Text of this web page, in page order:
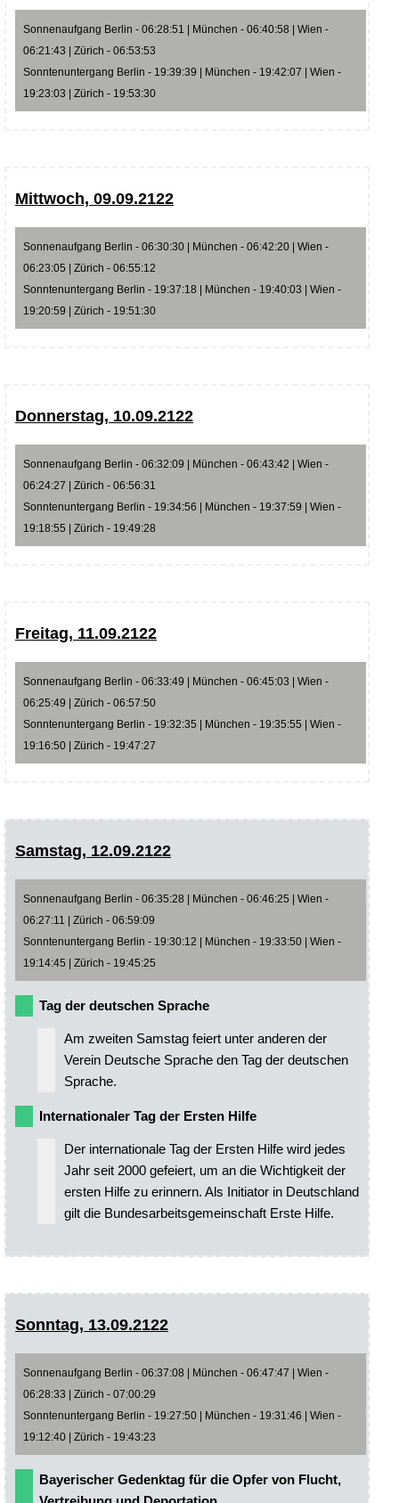
Sonnenaufgang Berlin - 06:28:51 | München - 06:40:58 | Wien -
06:21:43 | Zürich - 06:53:53
Sonntenuntergang Berlin - 19:39:39 | München - 19:42:07 | Wien -
19:23:03 | Zürich - 19:53:30
Mittwoch, 09.09.2122
Sonnenaufgang Berlin - 06:30:30 | München - 06:42:20 | Wien -
06:23:05 | Zürich - 06:55:12
Sonntenuntergang Berlin - 19:37:18 | München - 19:40:03 | Wien -
19:20:59 | Zürich - 19:51:30
Donnerstag, 10.09.2122
Sonnenaufgang Berlin - 06:32:09 | München - 06:43:42 | Wien -
06:24:27 | Zürich - 06:56:31
Sonntenuntergang Berlin - 19:34:56 | München - 19:37:59 | Wien -
19:18:55 | Zürich - 19:49:28
Freitag, 11.09.2122
Sonnenaufgang Berlin - 06:33:49 | München - 06:45:03 | Wien -
06:25:49 | Zürich - 06:57:50
Sonntenuntergang Berlin - 19:32:35 | München - 19:35:55 | Wien -
19:16:50 | Zürich - 19:47:27
Samstag, 12.09.2122
Sonnenaufgang Berlin - 06:35:28 | München - 06:46:25 | Wien -
06:27:11 | Zürich - 06:59:09
Sonntenuntergang Berlin - 19:30:12 | München - 19:33:50 | Wien -
19:14:45 | Zürich - 19:45:25
Tag der deutschen Sprache
Am zweiten Samstag feiert unter anderen der
Verein Deutsche Sprache den Tag der deutschen
Sprache.
Internationaler Tag der Ersten Hilfe
Der internationale Tag der Ersten Hilfe wird jedes
Jahr seit 2000 gefeiert, um an die Wichtigkeit der
ersten Hilfe zu erinnern. Als Initiator in Deutschland
gilt die Bundesarbeitsgemeinschaft Erste Hilfe.
Sonntag, 13.09.2122
Sonnenaufgang Berlin - 06:37:08 | München - 06:47:47 | Wien -
06:28:33 | Zürich - 07:00:29
Sonntenuntergang Berlin - 19:27:50 | München - 19:31:46 | Wien -
19:12:40 | Zürich - 19:43:23
Bayerischer Gedenktag für die Opfer von Flucht,